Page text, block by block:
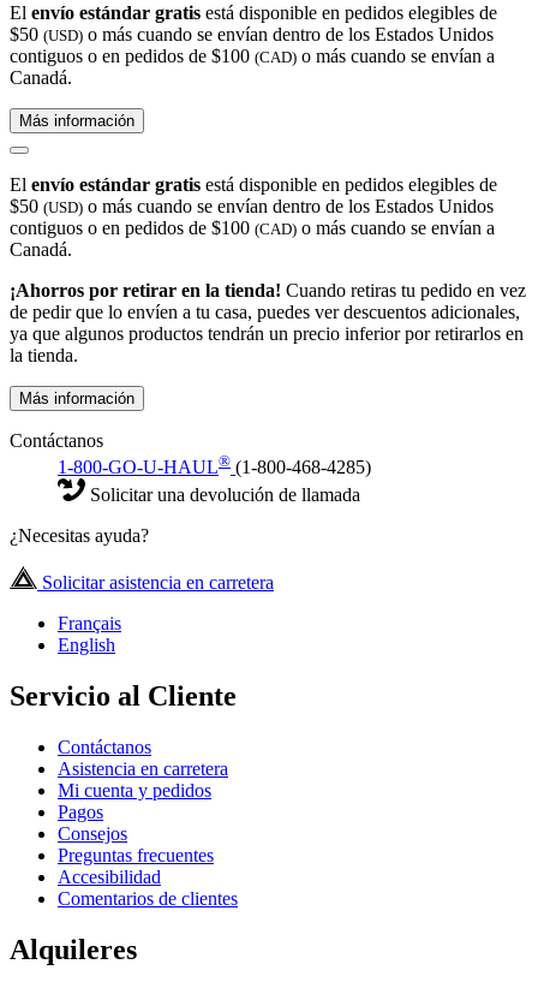
El envío estándar gratis está disponible en pedidos elegibles de
$50 (USD) o más cuando se envían dentro de los Estados Unidos
contiguos o en pedidos de $100 (CAD) o más cuando se envían a
Canadá.
Más información
El envío estándar gratis está disponible en pedidos elegibles de
$50 (USD) o más cuando se envían dentro de los Estados Unidos
contiguos o en pedidos de $100 (CAD) o más cuando se envían a
Canadá.
¡Ahorros por retirar en la tienda! Cuando retiras tu pedido en vez
de pedir que lo envíen a tu casa, puedes ver descuentos adicionales,
ya que algunos productos tendrán un precio inferior por retirarlos en
la tienda.
Más información
Contáctanos
1-800-GO-U-HAUL® (1-800-468-4285)
Solicitar una devolución de llamada
¿Necesitas ayuda?
Solicitar asistencia en carretera
Français
English
Servicio al Cliente
Contáctanos
Asistencia en carretera
Mi cuenta y pedidos
Pagos
Consejos
Preguntas frecuentes
Accesibilidad
Comentarios de clientes
Alquileres